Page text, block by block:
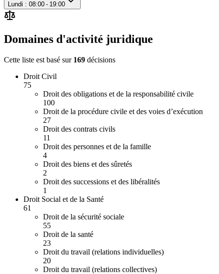
Lundi : 08:00 - 19:00
Domaines d'activité juridique
Cette liste est basé sur 169 décisions
Droit Civil
75
Droit des obligations et de la responsabilité civile
100
Droit de la procédure civile et des voies d’exécution
27
Droit des contrats civils
11
Droit des personnes et de la famille
4
Droit des biens et des sûretés
2
Droit des successions et des libéralités
1
Droit Social et de la Santé
61
Droit de la sécurité sociale
55
Droit de la santé
23
Droit du travail (relations individuelles)
20
Droit du travail (relations collectives)